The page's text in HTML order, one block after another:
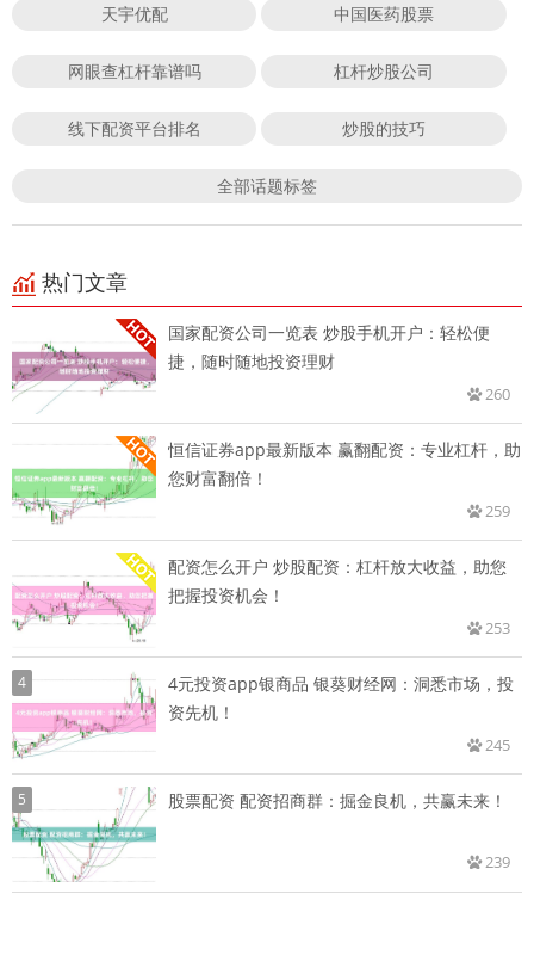
天宇优配 中国医药股票
网眼查杠杆靠谱吗 杠杆炒股公司
线下配资平台排名 炒股的技巧
全部话题标签
热门文章
国家配资公司一览表 炒股手机开户：轻松便
捷，随时随地投资理财
260
恒信证券app最新版本 赢翻配资：专业杠杆，助
您财富翻倍！
259
配资怎么开户 炒股配资：杠杆放大收益，助您
把握投资机会！
253
4
4元投资app银商品 银葵财经网：洞悉市场，投
资先机！
245
5 股票配资 配资招商群：掘金良机，共赢未来！
239